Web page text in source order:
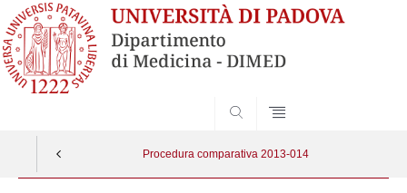
Procedura comparativa 2013-014